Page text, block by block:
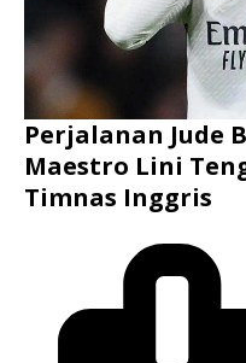
Perjalanan Jude
Maestro Lini
Timnas Inggris